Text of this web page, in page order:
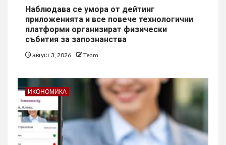
Наблюдава се умора от дейтинг
приложенията и все повече технологични
платформи организират физически
събития за запознанства
август 3, 2026 Team
ИКОНОМИКА